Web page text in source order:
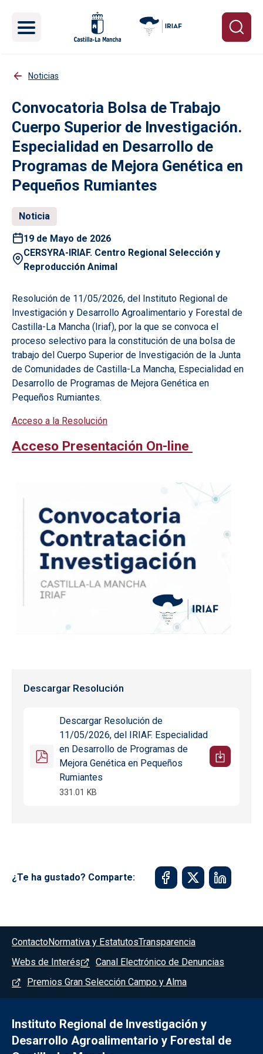
Noticias
Convocatoria Bolsa de Trabajo
Cuerpo Superior de Investigación.
Especialidad en Desarrollo de
Programas de Mejora Genética en
Pequeños Rumiantes
Noticia
19 de Mayo de 2026
CERSYRA-IRIAF. Centro Regional Selección y
Reproducción Animal
Resolución de 11/05/2026, del Instituto Regional de
Investigación y Desarrollo Agroalimentario y Forestal de
Castilla-La Mancha (Iriaf), por la que se convoca el
proceso selectivo para la constitución de una bolsa de
trabajo del Cuerpo Superior de Investigación de la Junta
de Comunidades de Castilla-La Mancha, Especialidad en
Desarrollo de Programas de Mejora Genética en
Pequeños Rumiantes.
Acceso a la Resolución
Acceso Presentación On-line
Descargar Resolución
Descargar Resolución de
11/05/2026, del IRIAF. Especialidad
en Desarrollo de Programas de
Mejora Genética en Pequeños
Rumiantes
331.01 KB
¿Te ha gustado? Comparte:
Menú del pie
ContactoNormativa y EstatutosTransparencia
Webs de Interés
Canal Electrónico de Denuncias
Premios Gran Selección Campo y Alma
Instituto Regional de Investigación y
Desarrollo Agroalimentario y Forestal de